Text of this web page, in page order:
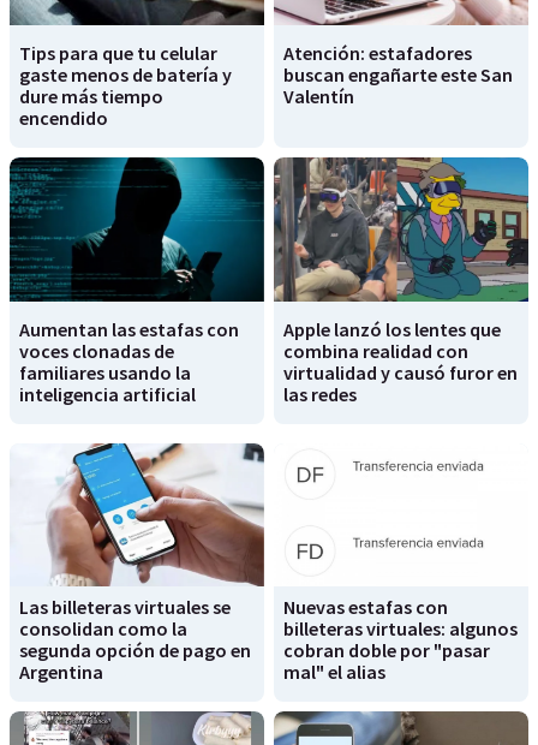
Tips para que tu celular
gaste menos de batería y
dure más tiempo
encendido
Atención: estafadores
buscan engañarte este San
Valentín
Aumentan las estafas con
voces clonadas de
familiares usando la
inteligencia artificial
Apple lanzó los lentes que
combina realidad con
virtualidad y causó furor en
las redes
Las billeteras virtuales se
consolidan como la
segunda opción de pago en
Argentina
Nuevas estafas con
billeteras virtuales: algunos
cobran doble por "pasar
mal" el alias